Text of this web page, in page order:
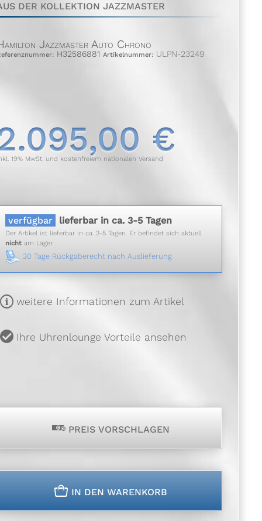
DER KOLLEKTION JAZZMASTER
Jazzmaster Auto Chrono
H32586881 Artikelnummer:ULPN-23249
€
19% MwSt. und kostenfreiem nationalen Versand
verfügbar lieferbar in ca. 3-5 Tagen
Der Artikel ist lieferbar in ca. 3-5 Tagen. Er befindet sich aktuell
nichtam Lager.
30 Tage Rückgaberecht nach Auslieferung
weitere Informationen zum Artikel
Ihre Uhrenlounge Vorteile ansehen
p PREIS VORSCHLAGEN
n IN DEN WARENKORB